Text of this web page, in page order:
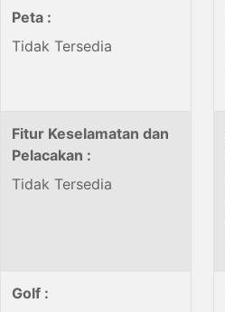
Peta :
Tidak Tersedia
Fitur Keselamatan dan
Pelacakan :
Tidak Tersedia
Golf :